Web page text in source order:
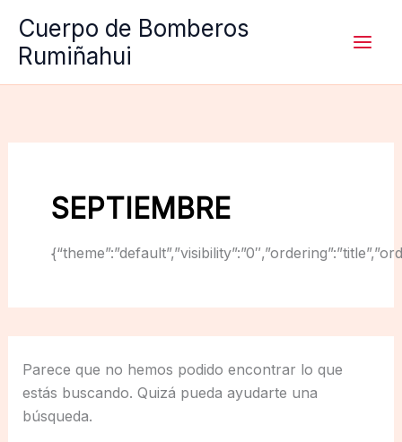
contenido
Cuerpo de Bomberos
Rumiñahui
SEPTIEMBRE
Parece que no hemos podido encontrar lo que
estás buscando. Quizá pueda ayudarte una
búsqueda.